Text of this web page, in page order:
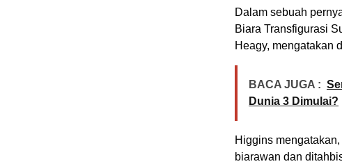
Dalam sebuah
Biara Transfigurasi
Heagy, mengatakan
BACA JUGA :
Dunia 3 Dimulai?
Higgins
biarawan dan